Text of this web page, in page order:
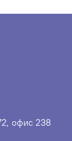
офис 238